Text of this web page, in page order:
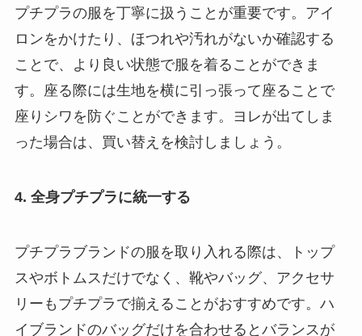
プチプラの服を丁寧に扱うことが重要です。アイ
ロンをかけたり、ほつれや汚れがないか確認する
ことで、より良い状態で服を着ることができま
す。座る際には生地を横に引っ張って座ることで
座りシワを防ぐことができます。ヨレが出てしま
った場合は、買い替えを検討しましょう。
4. 全身プチプラに統一する
プチプラブランドの服を取り入れる際は、トップ
スやボトムスだけでなく、靴やバッグ、アクセサ
リーもプチプラで揃えることがおすすめです。ハ
イブランドのバッグだけを合わせるとバランスが